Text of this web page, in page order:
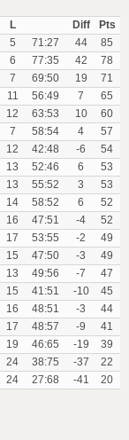
L Diff
Pts
5 71:27 44
85
6 77:35 42
78
7 69:50 19
71
11 56:49 7
65
12 63:53 10
60
7 58:54 4
57
12 42:48 -6
54
13 52:46 6
53
13 55:52 3
53
14 58:52 6
52
16 47:51 -4
52
17 53:55 -2
49
15 47:50 -3
49
13 49:56 -7
47
15 41:51 -10
45
16 48:51 -3
44
17 48:57 -9
41
19 46:65 -19
39
24 38:75 -37
22
24 27:68 -41 20